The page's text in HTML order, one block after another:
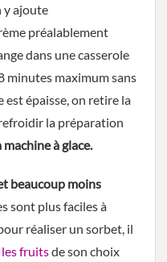
y ajoute
préalablement
dans une casserole
minutes maximum sans
est épaisse, on retire la
la préparation
à glace.
beaucoup moins
sont plus faciles à
réaliser un sorbet, il
fruitsde son choix